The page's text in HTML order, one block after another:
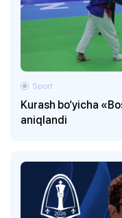
Kurash bo‘yicha
aniqlandi
Sport